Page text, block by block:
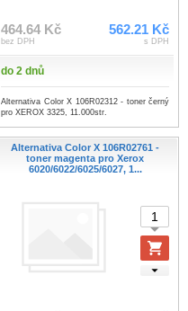
464.64 Kč
bez DPH
562.21 Kč
s DPH
do 2 dnů
Alternativa Color X 106R02312 - toner černý
pro XEROX 3325, 11.000str.
Alternativa Color X 106R02761 -
toner magenta pro Xerox
6020/6022/6025/6027, 1...